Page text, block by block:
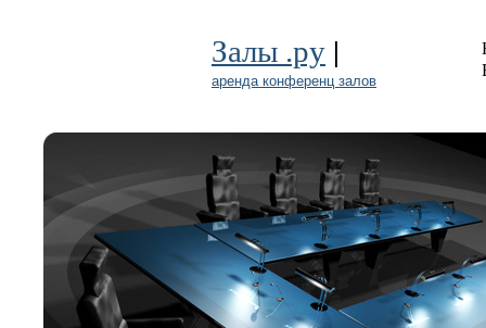
Залы .ру |
аренда конференц залов